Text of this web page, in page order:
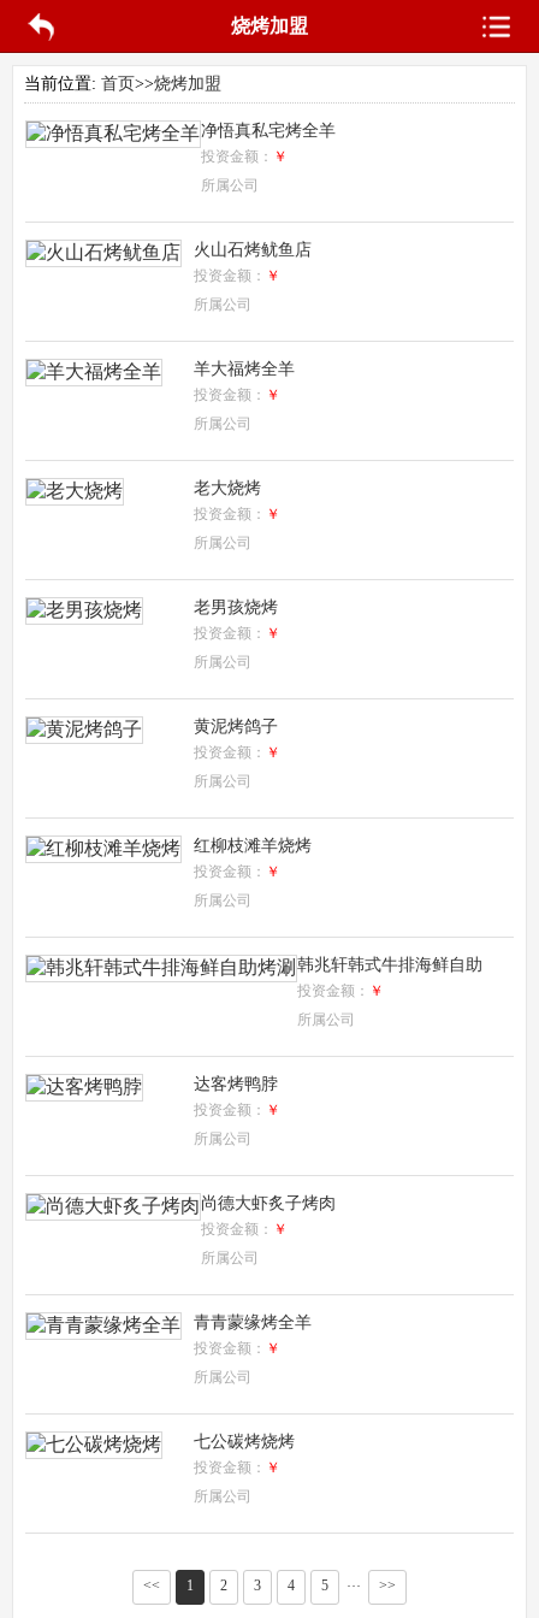
烧烤加盟
当前位置: 首页>>烧烤加盟
净悟真私宅烤全羊
投资金额： ￥
所属公司
火山石烤鱿鱼店
投资金额： ￥
所属公司
羊大福烤全羊
投资金额： ￥
所属公司
老大烧烤
投资金额： ￥
所属公司
老男孩烧烤
投资金额： ￥
所属公司
黄泥烤鸽子
投资金额： ￥
所属公司
红柳枝滩羊烧烤
投资金额： ￥
所属公司
韩兆轩韩式牛排海鲜自助
烤涮
投资金额： ￥
所属公司
达客烤鸭脖
投资金额： ￥
所属公司
尚德大虾炙子烤肉
投资金额： ￥
所属公司
青青蒙缘烤全羊
投资金额： ￥
所属公司
七公碳烤烧烤
投资金额： ￥
所属公司
<< 1 2 3 4 5 ··· >>